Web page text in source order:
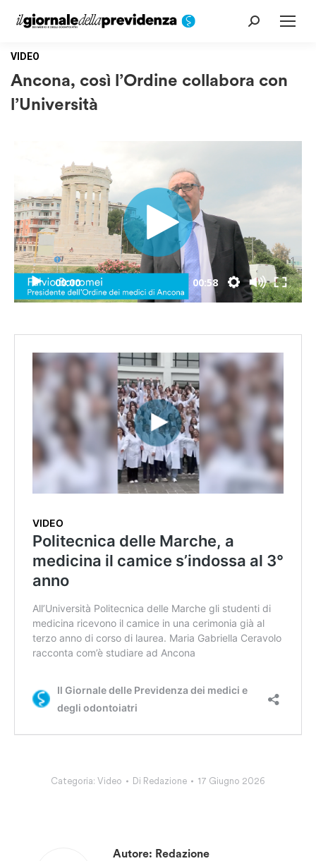
Cerca:
VIDEO
Ancona, così l’Ordine collabora con
l’Università
00:00 00:58
Categoria: Video Di Redazione 17 Giugno 2026
Autore: Redazione